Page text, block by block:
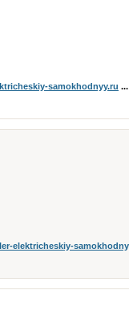
samokhodnyy.ru ...
elektricheskiy-